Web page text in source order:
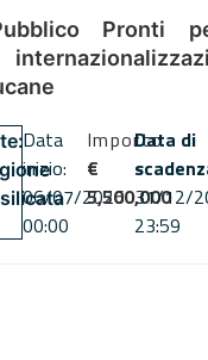
Pronti
Data
inizio:
06/07/2026
00:00
Importo
€
5,500,000
Data di
31/12/
23:59